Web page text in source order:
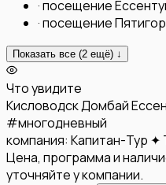
·посещение
·посещение
Показать все (2 ещё) ↓
Что увидите
КисловодскДомбай
#многодневный
компания: Капитан-Тур ✦
Цена, программа и
уточняйте у компании.